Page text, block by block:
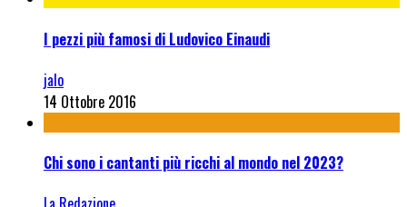
I pezzi più famosi di Ludovico Einaudi
jalo
14 Ottobre 2016
Chi sono i cantanti più ricchi al mondo nel 2023?